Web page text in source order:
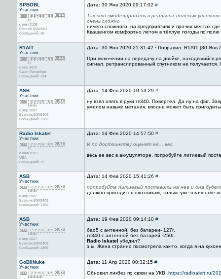
SPBOBL
Участник
с июн 2009
РоссиЯ KO49XU
Сообщений: 36
Дата: 30 Янв 2020 09:17:02 #
Так что смоделировать в реальных полевых
очень сложно
ничего сложного, на предприятиях и прочих местах
Квашенгом комфортно летом в тёплую погоды по
R1AIT
Участник
с ноя 2010
Санкт-Петербург
Сообщений: 334
Дата: 30 Янв 2020 21:31:42 · Поправил: R1AIT (30 Янв
При включении на передачу на двойке, находящийся
сигнал, ретранслированный спутником не
ASB
Участник
с апр 2007
Бузулук 50RS409
Сообщений: 1369
Дата: 14 Фев 2020 10:53:29 #
ну взял опять в руки гп340. Повертел. Да ну на фиг.
умелом навыке метания, вполне может быть
Radio Iskatel
Участник
с июл 2019
USA
Сообщений: 25
Дата: 14 Фев 2020 14:57:50 #
И по достоинству оценят её... вес
весь ее вес в аккумуляторе, попробуйте литиевый
ASB
Участник
с апр 2007
Бузулук 50RS409
Сообщений: 1369
Дата: 14 Фев 2020 15:41:26 #
попробуйте литиевый поставить на нее и она
должно пригодится охотникам, только уже в
ASB
Участник
с апр 2007
Бузулук 50RS409
Сообщений: 1369
Дата: 19 Фев 2020 09:14:10 #
бао5 с антенной, без батареи- 127г.
гп340 с антенной без батарей -250г.
Radio Iskatel убедил?
з.ы. Жена странно посмотрела как-то, когда я на
GoBliNuke
Участник
Дата: 11 Апр 2020 00:32:15 #
Обновил ликбез по связи на УКВ: https://radioalert.ru/